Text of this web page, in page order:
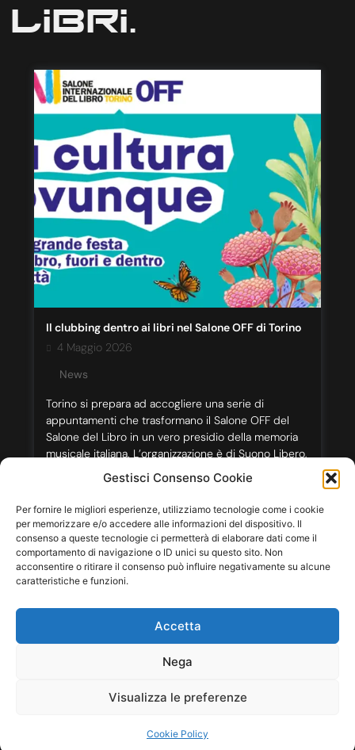
Gestisci Consenso Cookie
Per fornire le migliori esperienze, utilizziamo tecnologie come i cookie
per memorizzare e/o accedere alle informazioni del dispositivo. Il
consenso a queste tecnologie ci permetterà di elaborare dati come il
comportamento di navigazione o ID unici su questo sito. Non
acconsentire o ritirare il consenso può influire negativamente su alcune
caratteristiche e funzioni.
Accetta
Nega
Visualizza le preferenze
Cookie Policy
Libri.
Il clubbing dentro ai libri nel Salone OFF di Torino
4 Maggio 2026
News
Torino si prepara ad accogliere una serie di
appuntamenti che trasformano il Salone OFF del
Salone del Libro in un vero presidio della memoria
musicale italiana. L’organizzazione è di Suono Libero,
e il filo conduttore che unisce gli eventi è uno solo:
la convinzione che la cultura club, quella dei dj, dei
locali storici e dei movimenti […]
Leggi tutto...